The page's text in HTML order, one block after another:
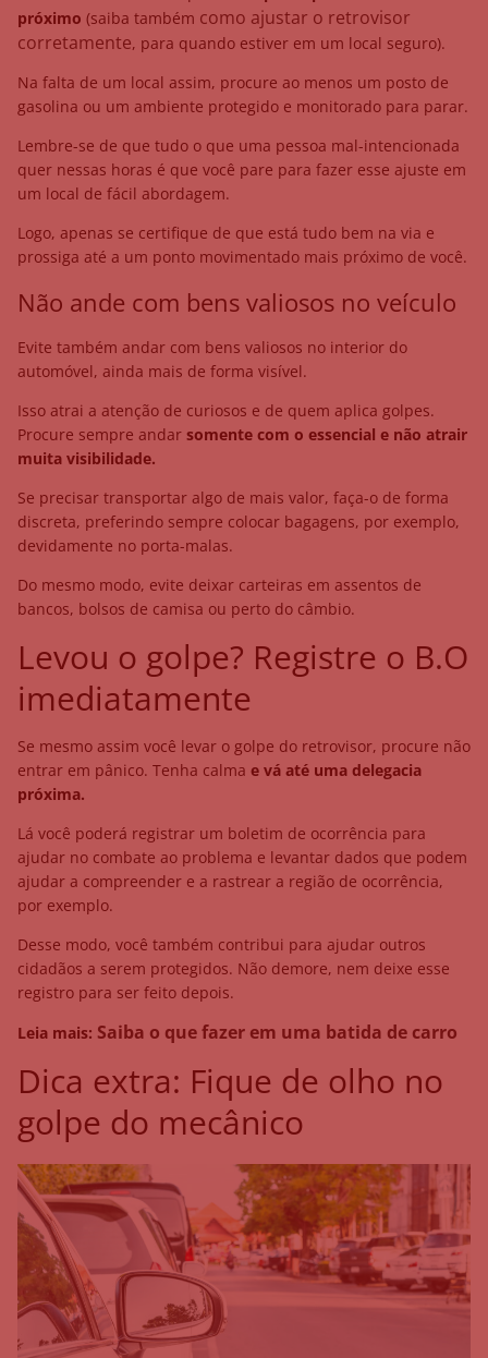
próximo (saiba também como ajustar o retrovisor
corretamente, para quando estiver em um local seguro).
Na falta de um local assim, procure ao menos um posto de
gasolina ou um ambiente protegido e monitorado para parar.
Lembre-se de que tudo o que uma pessoa mal-intencionada
quer nessas horas é que você pare para fazer esse ajuste em
um local de fácil abordagem.
Logo, apenas se certifique de que está tudo bem na via e
prossiga até a um ponto movimentado mais próximo de você.
Não ande com bens valiosos no veículo
Evite também andar com bens valiosos no interior do
automóvel, ainda mais de forma visível.
Isso atrai a atenção de curiosos e de quem aplica golpes.
Procure sempre andar somente com o essencial e não atrair
muita visibilidade.
Se precisar transportar algo de mais valor, faça-o de forma
discreta, preferindo sempre colocar bagagens, por exemplo,
devidamente no porta-malas.
Do mesmo modo, evite deixar carteiras em assentos de
bancos, bolsos de camisa ou perto do câmbio.
Levou o golpe? Registre o B.O
imediatamente
Se mesmo assim você levar o golpe do retrovisor, procure não
entrar em pânico. Tenha calma e vá até uma delegacia
próxima.
Lá você poderá registrar um boletim de ocorrência para
ajudar no combate ao problema e levantar dados que podem
ajudar a compreender e a rastrear a região de ocorrência,
por exemplo.
Desse modo, você também contribui para ajudar outros
cidadãos a serem protegidos. Não demore, nem deixe esse
registro para ser feito depois.
Leia mais: Saiba o que fazer em uma batida de carro
Dica extra: Fique de olho no
golpe do mecânico